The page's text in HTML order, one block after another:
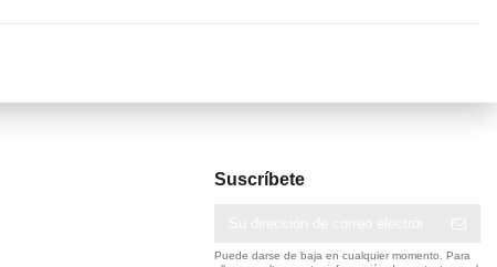
Suscríbete
Puede darse de baja en cualquier momento. Para